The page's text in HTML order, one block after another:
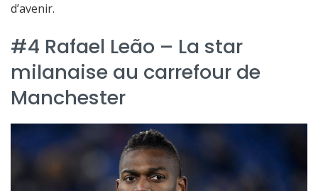
d’avenir.
#4 Rafael Leão – La star
milanaise au carrefour de
Manchester